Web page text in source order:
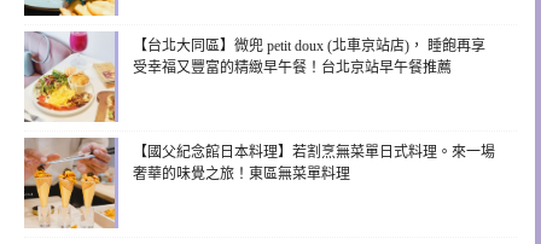
【台北大同區】微兜 petit doux (北車京站店)， 睡飽再享
受幸福又豐富的精緻早午餐！台北京站早午餐推薦
【國父紀念館日本料理】若割烹無菜單日式料理。來一場
奢華的味覺之旅！東區無菜單料理